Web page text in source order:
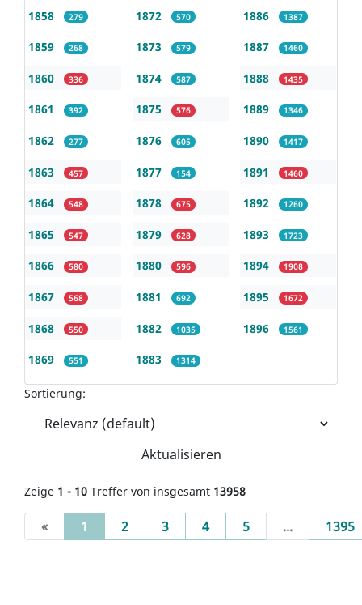
1858 279
1859 268
1860 336
1861 392
1862 277
1863 457
1864 548
1865 547
1866 580
1867 568
1868 550
1869 551
1872 570
1873 579
1874 587
1875 576
1876 605
1877 154
1878 675
1879 628
1880 596
1881 692
1882 1035
1883 1314
1886 1387
1887 1460
1888 1435
1889 1346
1890 1417
1891 1460
1892 1260
1893 1723
1894 1908
1895 1672
1896 1561
Sortierung:
Aktualisieren
Zeige 1 - 10 Treffer von insgesamt 13958
« 1 (current)
2 3 4 5 ... 1395